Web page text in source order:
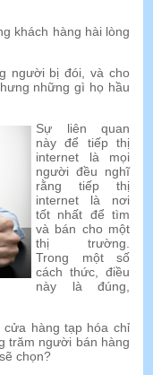
khách hàng hài lòng
người bị đói, và cho
những gì họ hầu
Sự liên quan
này để tiếp thị
internet là mọi
người đều nghĩ
rằng tiếp thị
internet là nơi
tốt nhất để tìm
và bán cho một
thị trường.
Trong một số
cách thức, điều
này là đúng,
hàng tạp hóa chỉ
trăm người bán hàng
chọn?